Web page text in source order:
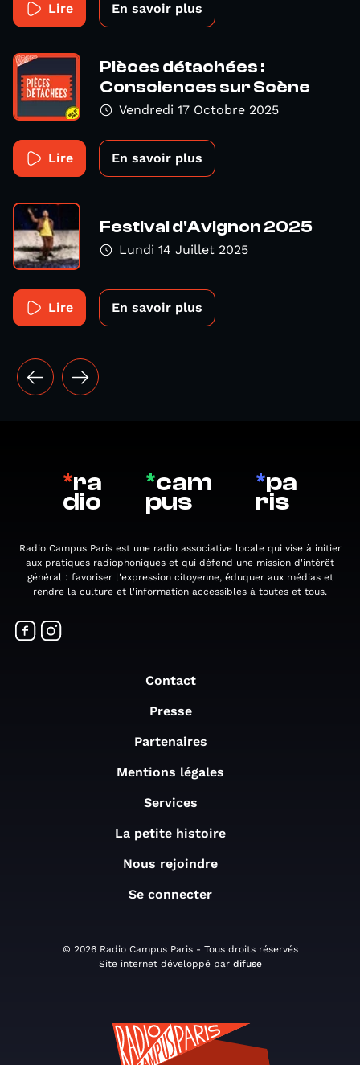
Lire En savoir plus
Pièces détachées :
Consciences sur Scène
Vendredi 17 Octobre 2025
Lire En savoir plus
Festival d'Avignon 2025
Lundi 14 Juillet 2025
Lire En savoir plus
*ra
dio
*cam
pus
*pa
ris
Radio Campus Paris est une radio associative locale qui vise à initier
aux pratiques radiophoniques et qui défend une mission d'intérêt
général : favoriser l'expression citoyenne, éduquer aux médias et
rendre la culture et l'information accessibles à toutes et tous.
Contact
Presse
Partenaires
Mentions légales
Services
La petite histoire
Nous rejoindre
Se connecter
© 2026 Radio Campus Paris - Tous droits réservés
Site internet développé par difuse